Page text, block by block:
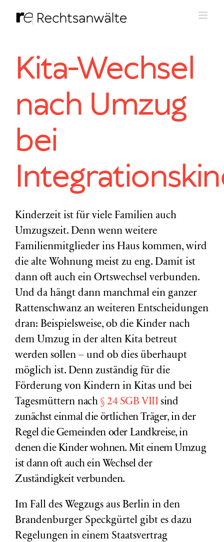
Inhalt
Kita-Wechsel
nach Umzug
bei
Kinderzeit ist für viele Familien auch
Umzugszeit. Denn wenn weitere
Familienmitglieder ins Haus kommen, wird
die alte Wohnung meist zu eng. Damit ist
dann oft auch ein Ortswechsel verbunden.
Und da hängt dann manchmal ein ganzer
Rattenschwanz an weiteren Entscheidungen
dran: Beispielsweise, ob die Kinder nach
dem Umzug in der alten Kita betreut
werden sollen – und ob dies überhaupt
möglich ist. Denn zuständig für die
Förderung von Kindern in Kitas und bei
Tagesmüttern nach § 24 SGB VIII sind
zunächst einmal die örtlichen Träger, in der
Regel die Gemeinden oder Landkreise, in
denen die Kinder wohnen. Mit einem Umzug
ist dann oft auch ein Wechsel der
Zuständigkeit verbunden.
Im Fall des Wegzugs aus Berlin in den
Brandenburger Speckgürtel gibt es dazu
Regelungen in einem Staatsvertrag